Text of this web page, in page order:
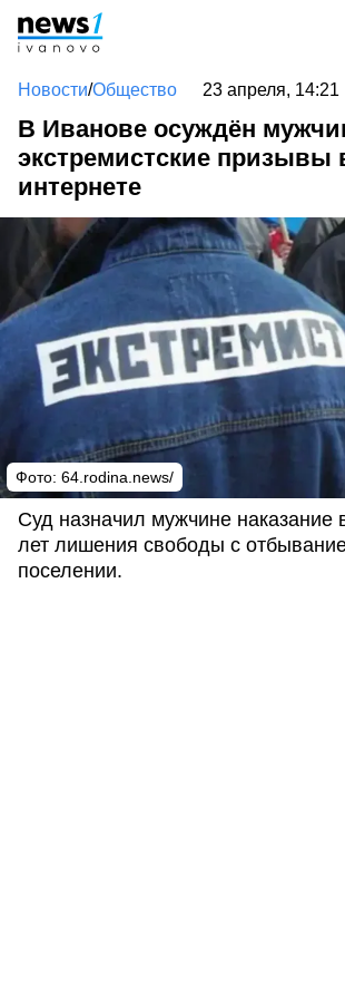
Новости/Общество 23 апреля, 14:21
В Иванове осуждён
экстремистские призывы
интернете
Фото: 64.rodina.news/
Суд назначил мужчине наказание
лет лишения свободы с
поселении.